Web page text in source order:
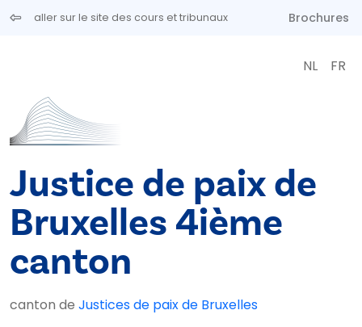
Aller au contenu principal
aller sur le site des cours et tribunaux Brochures
NL FR
Justice de paix de
Bruxelles 4ième
canton
canton de Justices de paix de Bruxelles